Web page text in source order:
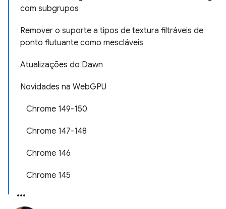
com subgrupos
Remover o suporte a tipos de textura filtráveis de
ponto flutuante como mescláveis
Atualizações do Dawn
Novidades na WebGPU
Chrome 149-150
Chrome 147-148
Chrome 146
Chrome 145